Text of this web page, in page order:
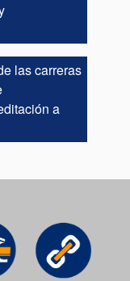
las carreras
a